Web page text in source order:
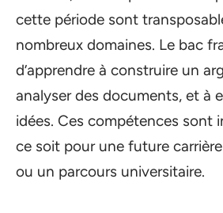
cette période sont
nombreux domaines. Le bac
d’apprendre à construire un
analyser des documents, et à
idées. Ces compétences sont
ce soit pour une future
ou un parcours universitaire.